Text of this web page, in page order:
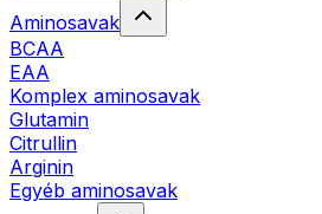
Aminosavak
BCAA
EAA
Komplex aminosavak
Glutamin
Citrullin
Arginin
Egyéb aminosavak